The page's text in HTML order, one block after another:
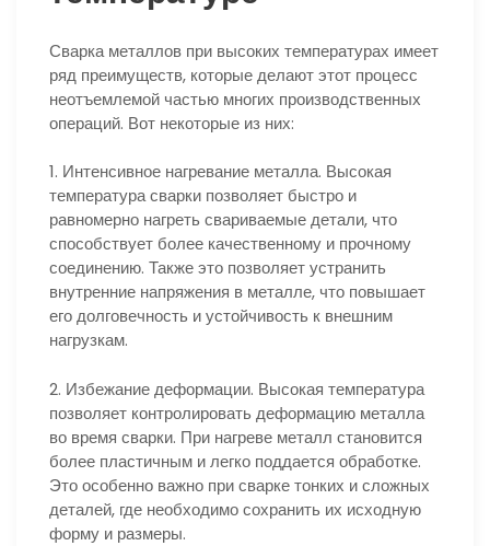
Сварка металлов при высоких температурах имеет
ряд преимуществ, которые делают этот процесс
неотъемлемой частью многих производственных
операций. Вот некоторые из них:
1. Интенсивное нагревание металла. Высокая
температура сварки позволяет быстро и
равномерно нагреть свариваемые детали, что
способствует более качественному и прочному
соединению. Также это позволяет устранить
внутренние напряжения в металле, что повышает
его долговечность и устойчивость к внешним
нагрузкам.
2. Избежание деформации. Высокая температура
позволяет контролировать деформацию металла
во время сварки. При нагреве металл становится
более пластичным и легко поддается обработке.
Это особенно важно при сварке тонких и сложных
деталей, где необходимо сохранить их исходную
форму и размеры.